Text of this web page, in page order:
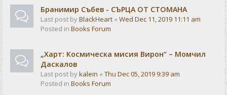
Бранимир Събев - СЪРЦА ОТ СТОМАНА
Last post byBlackHeart « Wed Dec 11, 2019 11:11 am
Posted in Books Forum
„Харт: Космическа мисия Вирон“ – Момчил
Даскалов
Last post bykalein « Thu Dec 05, 2019 9:39 am
Posted in Books Forum